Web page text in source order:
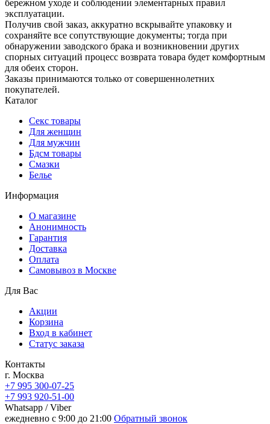
бережном уходе и соблюдении элементарных правил
эксплуатации.
Получив свой заказ, аккуратно вскрывайте упаковку и
сохраняйте все сопутствующие документы; тогда при
обнаружении заводского брака и возникновении других
спорных ситуаций процесс возврата товара будет комфортным
для обеих сторон.
Заказы принимаются только от совершеннолетних
покупателей.
Каталог
Секс товары
Для женщин
Для мужчин
Бдсм товары
Смазки
Белье
Информация
О магазине
Анонимность
Гарантия
Доставка
Oплата
Самовывоз в Москве
Для Вас
Акции
Корзина
Вход в кабинет
Статус заказа
Контакты
г. Москва
+7 995 300-07-25
+7 993 920-51-00
Whatsapp / Viber
ежедневно с 9:00 до 21:00 Обратный звонок